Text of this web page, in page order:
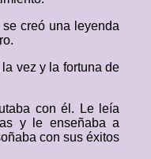
creó una leyenda
vez y la fortuna de
con él. Le leía
y le enseñaba a
con sus éxitos